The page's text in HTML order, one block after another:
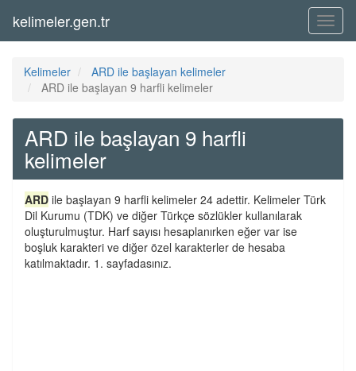
Menü
kelimeler.gen.tr
Kelimeler
ARD ile başlayan kelimeler
ARD ile başlayan 9 harfli kelimeler
ARD ile başlayan 9 harfli
kelimeler
ARD ile başlayan 9 harfli kelimeler 24 adettir. Kelimeler Türk
Dil Kurumu (TDK) ve diğer Türkçe sözlükler kullanılarak
oluşturulmuştur. Harf sayısı hesaplanırken eğer var ise
boşluk karakteri ve diğer özel karakterler de hesaba
katılmaktadır. 1. sayfadasınız.